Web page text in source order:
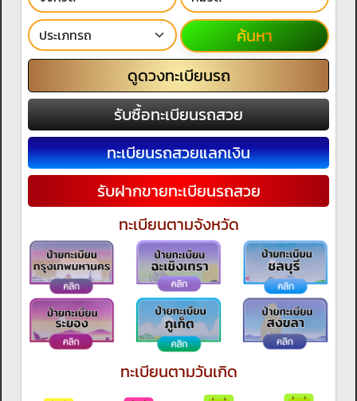
ค้นหา
ดูดวงทะเบียนรถ
รับซื้อทะเบียนรถสวย
ทะเบียนรถสวยแลกเงิน
รับฝากขายทะเบียนรถสวย
ทะเบียนตามจังหวัด
ทะเบียนตามวันเกิด